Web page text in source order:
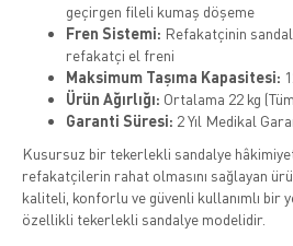
geçirgen fileli kumaş döşeme
Fren Sistemi: Refakatçinin
refakatçi el freni
Maksimum Taşıma Kapasitesi:
Ürün Ağırlığı: Ortalama 22 kg
Garanti Süresi: 2 Yıl Medikal
Kusursuz bir tekerlekli sandalye
refakatçilerin rahat olmasını sağlayan
kaliteli, konforlu ve güvenli kullanımlı bir
özellikli tekerlekli sandalye modelidir.